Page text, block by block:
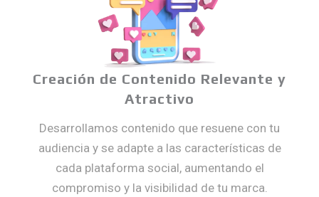
Creación de Contenido Relevante y
Atractivo
Desarrollamos contenido que resuene con tu
audiencia y se adapte a las características de
cada plataforma social, aumentando el
compromiso y la visibilidad de tu marca.